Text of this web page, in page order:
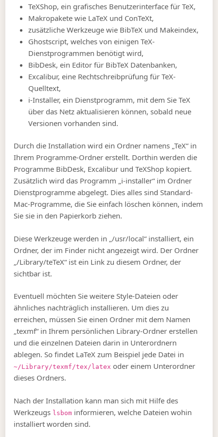
TeXShop, ein grafisches Benutzerinterface für TeX,
Makropakete wie LaTeX und ConTeXt,
zusätzliche Werkzeuge wie BibTeX und Makeindex,
Ghostscript, welches von einigen TeX-
Dienstprogrammen benötigt wird,
BibDesk, ein Editor für BibTeX Datenbanken,
Excalibur, eine Rechtschreibprüfung für TeX-
Quelltext,
i-Installer, ein Dienstprogramm, mit dem Sie TeX
über das Netz aktualisieren können, sobald neue
Versionen vorhanden sind.
Durch die Installation wird ein Ordner namens „TeX“ in
Ihrem Programme-Ordner erstellt. Dorthin werden die
Programme BibDesk, Excalibur und TeXShop kopiert.
Zusätzlich wird das Programm „i-installer“ im Ordner
Dienstprogramme abgelegt. Dies alles sind Standard-
Mac-Programme, die Sie einfach löschen können, indem
Sie sie in den Papierkorb ziehen.
Diese Werkzeuge werden in „/usr/local“ installiert, ein
Ordner, der im Finder nicht angezeigt wird. Der Ordner
„/Library/teTeX“ ist ein Link zu diesem Ordner, der
sichtbar ist.
Eventuell möchten Sie weitere Style-Dateien oder
ähnliches nachträglich installieren. Um dies zu
erreichen, müssen Sie einen Ordner mit dem Namen
„texmf“ in Ihrem persönlichen Library-Ordner erstellen
und die einzelnen Dateien darin in Unterordnern
ablegen. So findet LaTeX zum Beispiel jede Datei in
~/Library/texmf/tex/latex oder einem Unterordner
dieses Ordners.
Nach der Installation kann man sich mit Hilfe des
Werkzeugs lsbom informieren, welche Dateien wohin
installiert worden sind.